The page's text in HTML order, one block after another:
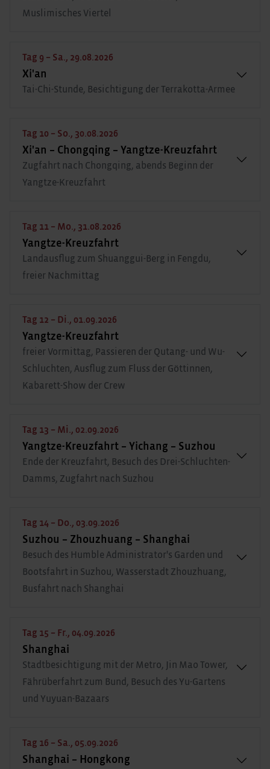
Muslimisches Viertel
Tag 9 – Sa., 29.08.2026
Xi'an
Tai-Chi-Stunde, Besichtigung der Terrakotta-Armee
Tag 10 – So., 30.08.2026
Xi'an – Chongqing – Yangtze-Kreuzfahrt
Zugfahrt nach Chongqing, abends Beginn der
Yangtze-Kreuzfahrt
Tag 11 – Mo., 31.08.2026
Yangtze-Kreuzfahrt
Landausflug zum Shuanggui-Berg in Fengdu,
freier Nachmittag
Tag 12 – Di., 01.09.2026
Yangtze-Kreuzfahrt
freier Vormittag, Passieren der Qutang- und Wu-
Schluchten, Ausflug zum Fluss der Göttinnen,
Kabarett-Show der Crew
Tag 13 – Mi., 02.09.2026
Yangtze-Kreuzfahrt – Yichang – Suzhou
Ende der Kreuzfahrt, Besuch des Drei-Schluchten-
Damms, Zugfahrt nach Suzhou
Tag 14 – Do., 03.09.2026
Suzhou – Zhouzhuang – Shanghai
Besuch des Humble Administrator's Garden und
Bootsfahrt in Suzhou, Wasserstadt Zhouzhuang,
Busfahrt nach Shanghai
Tag 15 – Fr., 04.09.2026
Shanghai
Stadtbesichtigung mit der Metro, Jin Mao Tower,
Fährüberfahrt zum Bund, Besuch des Yu-Gartens
und Yuyuan-Bazaars
Tag 16 – Sa., 05.09.2026
Shanghai – Hongkong